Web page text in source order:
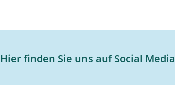
Hier finden Sie uns auf Social Media